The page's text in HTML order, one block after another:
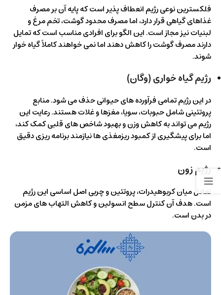
فلکسترین نوعی رژیم انعطاف پذیر است که پایه آن بر مصرف
غذاهای گیاهی قرار دارد، اما مصرف محدود گوشت، تخم مرغ و
لبنیات نیز مجاز است. این الگو برای افرادی مناسب است که تمایل
دارند مصرف گوشت را کاهش دهند اما نمی خواهند کاملاً گیاه خوار
شوند.
رژیم گیاه خواری (وگان)
در این رژیم تمامی فرآورده های حیوانی حذف می شود. منابع
پروتئینی شامل حبوبات، سویا، مغزها و غلات هستند. رعایت این
رژیم می تواند به کاهش وزن و بهبود شاخص های قلبی کمک کند،
اما برای پیشگیری از کمبود ریزمغذی ها نیازمند برنامه ریزی دقیق
است.
رژیم زون
تعادل میان کربوهیدرات، پروتئین و چربی اصل اساسی این رژیم
است. هدف آن کنترل سطح انسولین و کاهش التهاب های مزمن
در بدن است.